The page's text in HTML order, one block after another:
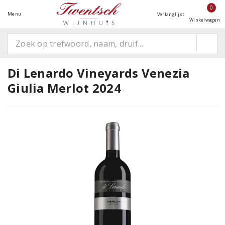
Menu Verlanglijst
0
Winkelwagen
Di Lenardo Vineyards Venezia
Giulia Merlot 2024